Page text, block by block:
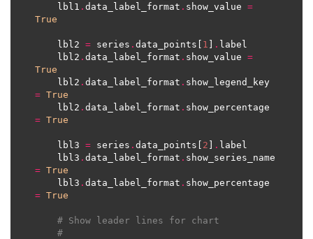
    lbl1
. data_label_format . show_value =
True
    lbl2
= series . data_points[ 1 .
    lbl2
. data_label_format . show_value =
True
    lbl2
. data_label_format .
= True
    lbl2
. data_label_format .
= True
    lbl3
= series . data_points[ 2 .
    lbl3
. data_label_format .
= True
    lbl3
. data_label_format .
= True
# Show leader lines for chart
#